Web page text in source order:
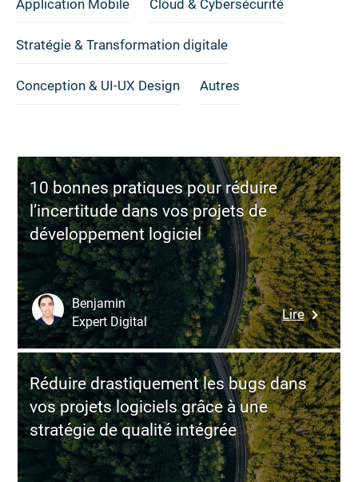
Application Mobile Cloud & Cybersécurité
Stratégie & Transformation digitale
Conception & UI-UX Design Autres
10 bonnes pratiques pour réduire
l’incertitude dans vos projets de
développement logiciel
Lire:
10
bonnes
pour
réduire
dans
vos
Benjamin
Expert Digital
Réduire drastiquement les bugs dans
vos projets logiciels grâce à une
stratégie de qualité intégrée